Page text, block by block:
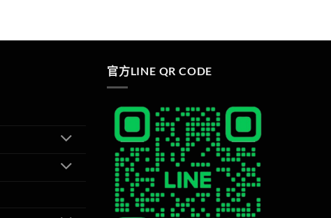
官方LINE QR CODE